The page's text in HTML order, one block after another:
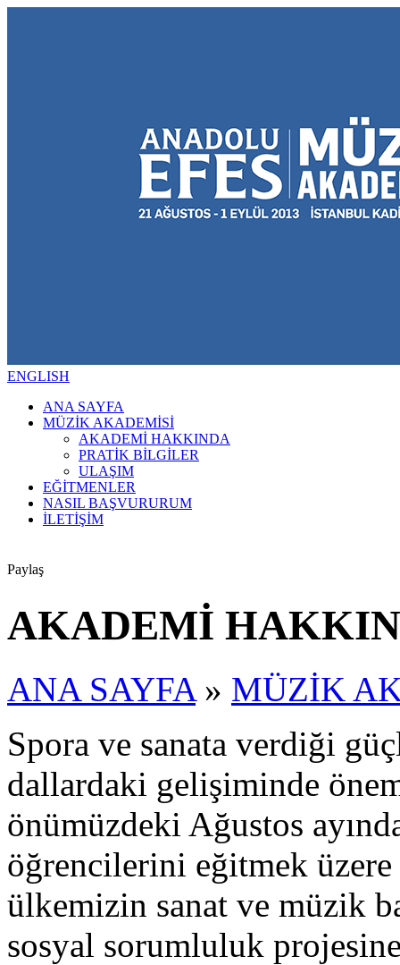
ENGLISH
ANA SAYFA
MÜZİK AKADEMİSİ
AKADEMİ HAKKINDA
PRATİK BİLGİLER
ULAŞIM
EĞİTMENLER
NASIL BAŞVURURUM
İLETİŞİM
Paylaş
AKADEMİ
ANA SAYFA» MÜZİK
Spora ve sanata verdiği
dallardaki gelişiminde
önümüzdeki Ağustos
öğrencilerini eğitmek
ülkemizin sanat ve müzik
sosyal sorumluluk